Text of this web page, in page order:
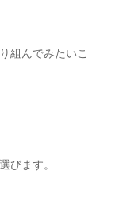
組んでみたいこ
びます。